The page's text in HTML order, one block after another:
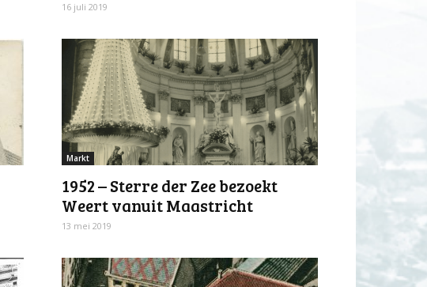
16 juli 2019
Markt
1952 – Sterre der Zee bezoekt
Weert vanuit Maastricht
13 mei 2019